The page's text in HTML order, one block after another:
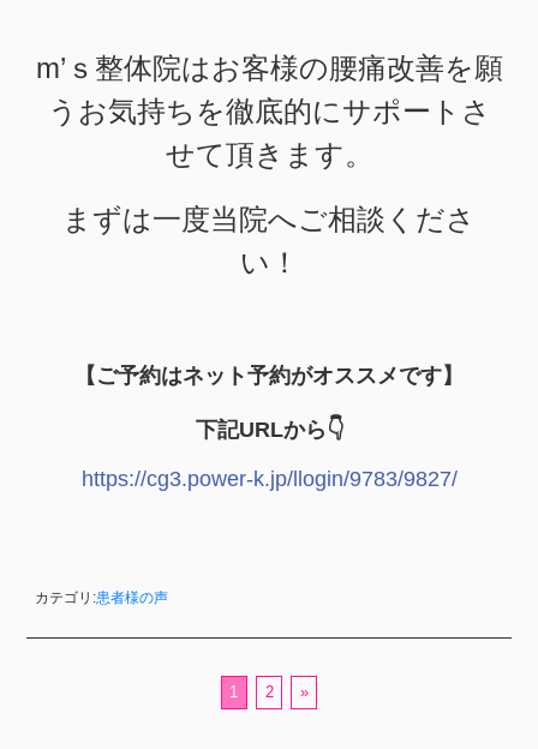
m’ｓ整体院はお客様の腰痛改善を願
うお気持ちを徹底的にサポートさ
せて頂きます。
まずは一度当院へご相談くださ
い！
【ご予約はネット予約がオススメです】
下記URLから👇
https://cg3.power-k.jp/llogin/9783/9827/
カテゴリ:患者様の声
1 2 »